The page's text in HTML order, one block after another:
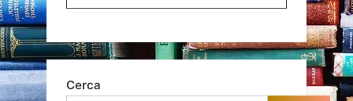
Cerca